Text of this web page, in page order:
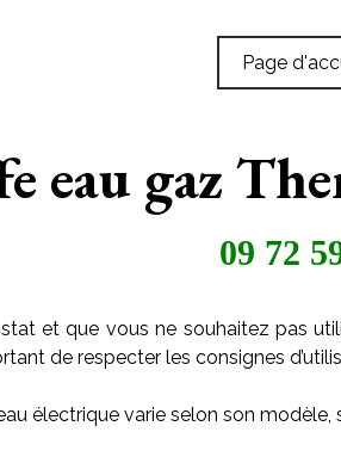
Page
eau gaz
09 72
et que vous ne souhaitez pas
de respecter les consignes
électrique varie selon son